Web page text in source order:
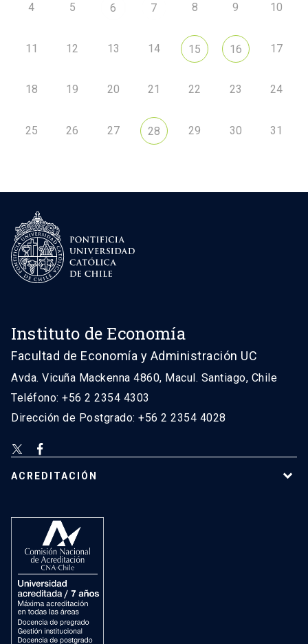
4 5 6 7 8 9 10
11 12 13 14 15 16 17
18 19 20 21 22 23 24
25 26 27 28 29 30 31
Instituto de Economía
Facultad de Economía y Administración UC
Avda. Vicuña Mackenna 4860, Macul. Santiago, Chile
Teléfono: +56 2 2354 4303
Dirección de Postgrado: +56 2 2354 4028
ACREDITACIÓN